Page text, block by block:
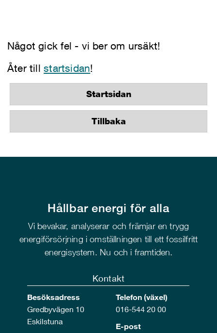
Något gick fel - vi ber om ursäkt!
Åter tillstartsidan!
Startsidan
Tillbaka
Hållbar energi för alla
Vi bevakar, analyserar och främjar en trygg
energiförsörjning i omställningen till ett fossilfritt
energisystem. Nu och i framtiden.
Kontakt
Besöksadress
Gredbyvägen 10
Eskilstuna
Telefon (växel)
016-544 20 00
E-post